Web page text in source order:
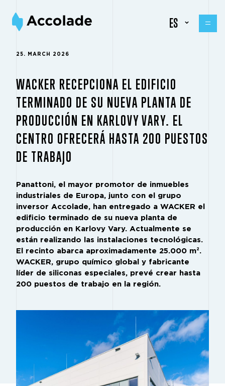
ES
25. MARCH 2026
WACKER RECEPCIONA EL EDIFICIO
TERMINADO DE SU NUEVA PLANTA DE
PRODUCCIÓN EN KARLOVY VARY. EL
CENTRO OFRECERÁ HASTA 200 PUESTOS
DE TRABAJO
Panattoni, el mayor promotor de inmuebles
industriales de Europa, junto con el grupo
inversor Accolade, han entregado a WACKER el
edificio terminado de su nueva planta de
producción en Karlovy Vary. Actualmente se
están realizando las instalaciones tecnológicas.
El recinto abarca aproximadamente 25.000 m².
WACKER, grupo químico global y fabricante
líder de siliconas especiales, prevé crear hasta
200 puestos de trabajo en la región.